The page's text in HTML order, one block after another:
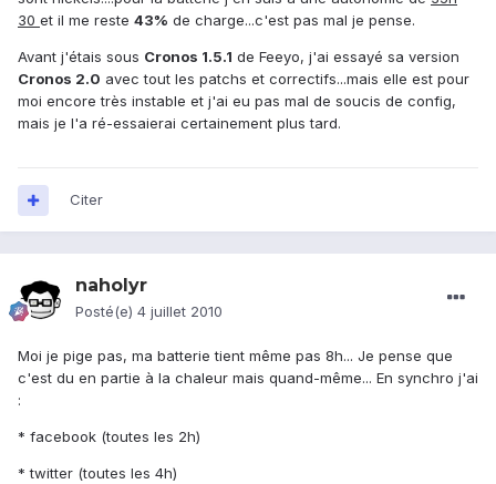
30 et il me reste 43% de charge...c'est pas mal je pense.
Avant j'étais sous Cronos 1.5.1 de Feeyo, j'ai essayé sa version
Cronos 2.0 avec tout les patchs et correctifs...mais elle est pour
moi encore très instable et j'ai eu pas mal de soucis de config,
mais je l'a ré-essaierai certainement plus tard.
Citer
naholyr
Posté(e) 4 juillet 2010
Moi je pige pas, ma batterie tient même pas 8h... Je pense que
c'est du en partie à la chaleur mais quand-même... En synchro j'ai
:
* facebook (toutes les 2h)
* twitter (toutes les 4h)